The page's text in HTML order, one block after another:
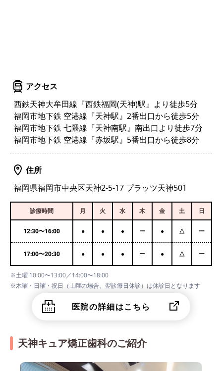
アクセス
西鉄天神大牟田線『西鉄福岡(天神)駅』より徒歩5分
福岡市地下鉄 空港線『天神駅』2番出口から徒歩5分
福岡市地下鉄 七隈線『天神南駅』南出口より徒歩7分
福岡市地下鉄 空港線『赤坂駅』5番出口から徒歩8分
住所
福岡県福岡市中央区天神2-5-17 プラッツ天神501
診療時間 月 火 水 木 金 土 日
12:30〜16:00 ● ● ● ー ● △ ー
17:00〜20:30 ● ● ● ー ● △ ー
※土曜 10:00〜13:00／14:00〜18:00
※木曜・日曜・祝日（土曜の場合、翌診療日休診）は休診日となります
医院の詳細はこちら
天神キュア矯正歯科のご紹介